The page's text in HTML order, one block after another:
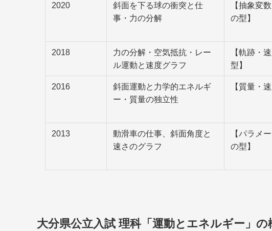
2020
斜面を下る球の衝突と仕
事・力の分解
【抽象変
の型】
2018
力の分解・空気抵抗・レー
ル運動と速度グラフ
【軌跡・
型】
2016
斜面運動と力学的エネルギ
ー・質量の独立性
【質量・
2013
動滑車の仕事、斜面角度と
速さのグラフ
【パラメ
の型】
大分県公立入試 理科「運動とエネルギー」の